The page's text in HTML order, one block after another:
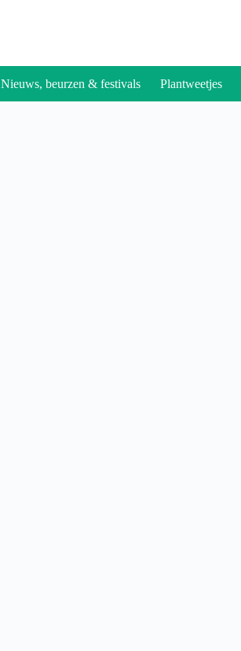
Nieuws, beurzen & festivals Plantweetjes